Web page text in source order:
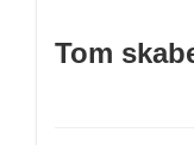
Tom